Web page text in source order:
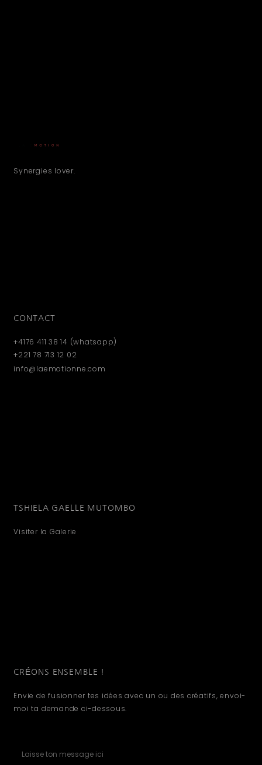
Synergies lover.
CONTACT
+4176 411 38 14 (whatsapp)
+221 78 713 12 02
info@laemotionne.com
TSHIELA GAELLE MUTOMBO
Visiter la Galerie
CRÉONS ENSEMBLE !
Envie de fusionner tes idées avec un ou des créatifs, envoi-
moi ta demande ci-dessous.